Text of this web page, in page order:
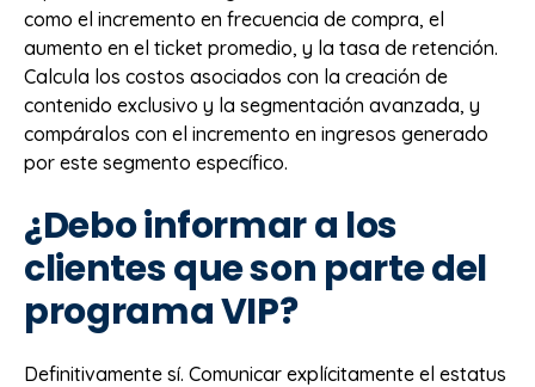
como el incremento en frecuencia de compra, el
aumento en el ticket promedio, y la tasa de retención.
Calcula los costos asociados con la creación de
contenido exclusivo y la segmentación avanzada, y
compáralos con el incremento en ingresos generado
por este segmento específico.
¿Debo informar a los
clientes que son parte del
programa VIP?
Definitivamente sí. Comunicar explícitamente el estatus